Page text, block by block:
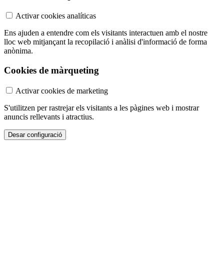
Activar cookies analíticas
Ens ajuden a entendre com els visitants interactuen amb el nostre
lloc web mitjançant la recopilació i anàlisi d'informació de forma
anònima.
Cookies de màrqueting
Activar cookies de marketing
S'utilitzen per rastrejar els visitants a les pàgines web i mostrar
anuncis rellevants i atractius.
Desar configuració